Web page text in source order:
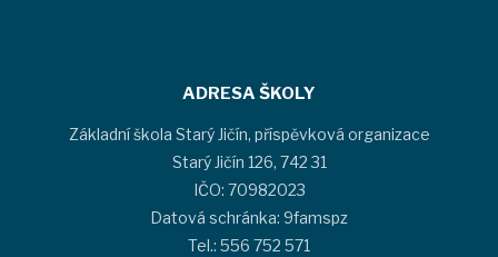
ADRESA ŠKOLY
Základní škola Starý Jičín, příspěvková organizace
Starý Jičín 126, 742 31
IČO: 70982023
Datová schránka: 9famspz
Tel.: 556 752 571